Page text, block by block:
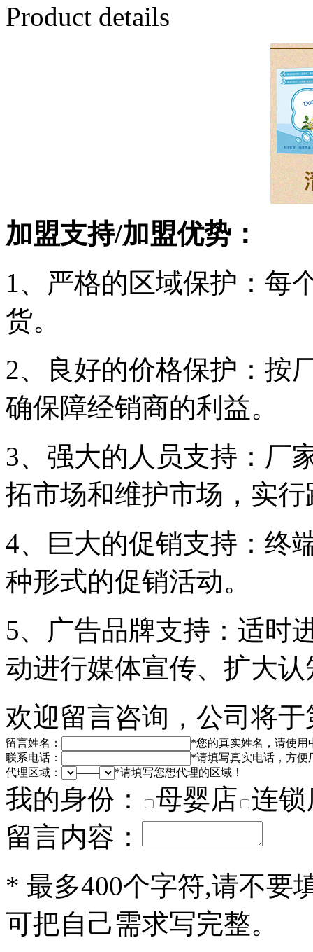
Product details
加盟支持/加盟优势：
1、严格的区域保护：每
货。
2、良好的价格保护：按
确保障经销商的利益。
3、强大的人员支持：厂
拓市场和维护市场，实
4、巨大的促销支持：终
种形式的促销活动。
5、广告品牌支持：适时
动进行媒体宣传、扩大认
欢迎留言咨询，公司将
留言姓名： *您的真实姓名，请使用
联系电话：
*请填写真实电话，方便
代理区域：
—— *请填写您想代理的区域！
我的身份： 母婴店 连锁
留言内容：
* 最多400个字符,请不要
可把自己需求写完整。